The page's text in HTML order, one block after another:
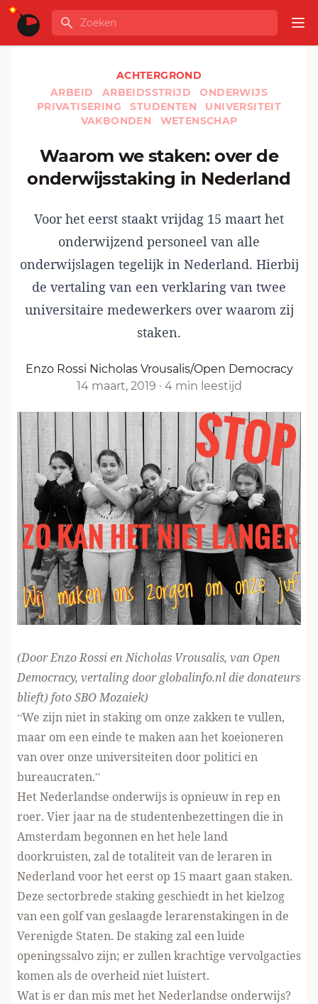
Ga naar de inhoud
GLOBALINFO
Zoeken
ACHTERGROND
ARBEID
ARBEIDSSTRIJD
ONDERWIJS
PRIVATISERING
STUDENTEN
UNIVERSITEIT
VAKBONDEN
WETENSCHAP
Waarom we staken: over de
onderwijsstaking in Nederland
Voor het eerst staakt vrijdag 15 maart het
onderwijzend personeel van alle
onderwijslagen tegelijk in Nederland. Hierbij
de vertaling van een verklaring van twee
universitaire medewerkers over waarom zij
staken.
Enzo Rossi Nicholas Vrousalis/Open Democracy
14 maart, 2019 · 4 min leestijd
(Door Enzo Rossi en Nicholas Vrousalis, van Open
Democracy, vertaling door globalinfo.nldie donateurs
blieft) fotoSBO Mozaiek)
“We zijn niet in staking om onze zakken te vullen,
maar om een einde te maken aan het koeioneren
van over onze universiteiten door politici en
bureaucraten.”
Het Nederlandse onderwijs is opnieuw in rep en
roer. Vier jaar na de studentenbezettingen die in
Amsterdam begonnen en het hele land
doorkruisten, zal de totaliteit van de leraren in
Nederland voor het eerst op 15 maart gaan staken.
Deze sectorbrede staking geschiedt in het kielzog
van een golf van geslaagde lerarenstakingen in de
Verenigde Staten. De staking zal een luide
openingssalvo zijn; er zullen krachtige vervolgacties
komen als de overheid niet luistert.
Wat is er dan mis met het Nederlandse onderwijs?